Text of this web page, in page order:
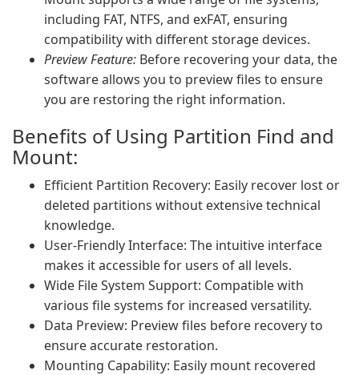
including FAT, NTFS, and exFAT, ensuring
compatibility with different storage devices.
Preview Feature: Before recovering your data, the
software allows you to preview files to ensure
you are restoring the right information.
Benefits of Using Partition Find and
Mount:
Efficient Partition Recovery: Easily recover lost or
deleted partitions without extensive technical
knowledge.
User-Friendly Interface: The intuitive interface
makes it accessible for users of all levels.
Wide File System Support: Compatible with
various file systems for increased versatility.
Data Preview: Preview files before recovery to
ensure accurate restoration.
Mounting Capability: Easily mount recovered